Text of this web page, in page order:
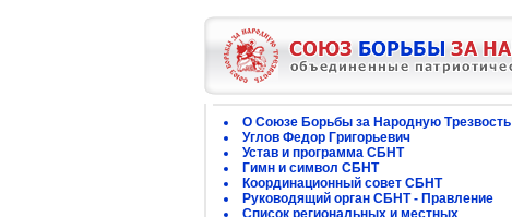
О Союзе Борьбы за Народную Трезвость
Углов Федор Григорьевич
Устав и программа СБНТ
Гимн и символ СБНТ
Координационный совет СБНТ
Руководящий орган СБНТ - Правление
Список региональных и местных